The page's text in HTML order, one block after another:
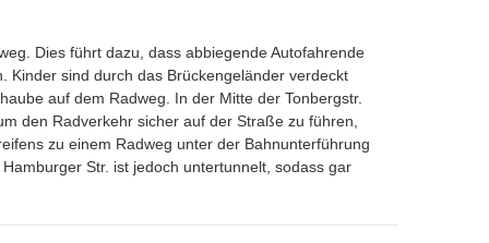
Dies führt dazu, dass abbiegende Autofahrende
Kinder sind durch das Brückengeländer verdeckt
auf dem Radweg. In der Mitte der Tonbergstr.
den Radverkehr sicher auf der Straße zu führen,
zu einem Radweg unter der Bahnunterführung
Str. ist jedoch untertunnelt, sodass gar